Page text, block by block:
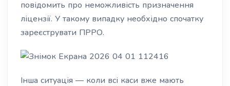
повідомить про неможливість призначення
ліцензії. У такому випадку необхідно спочатку
зареєструвати ПРРО.
Інша ситуація — коли всі каси вже мають